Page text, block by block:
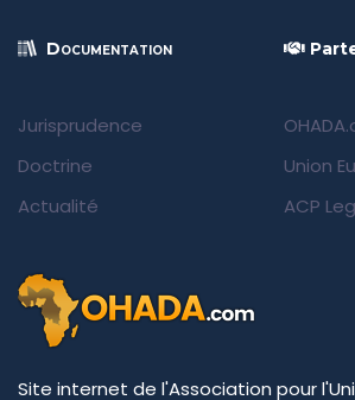
Documentation
Jurisprudence
Doctrine
Actualité
Union
ACP
Site internet de l'Association pour